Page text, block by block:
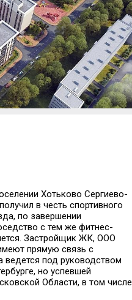
Хотьково Сергиево-
в честь спортивного
по завершении
с тем же фитнес-
Застройщик ЖК, ООО
прямую связь с
под руководством
но успевшей
Области, в том числе